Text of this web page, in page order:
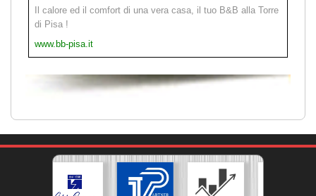
Il calore ed il comfort di una vera casa, il tuo B&B alla Torre
di Pisa !
www.bb-pisa.it